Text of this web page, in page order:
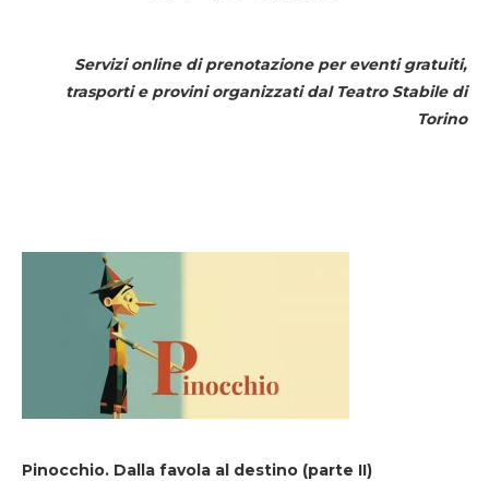
Servizi online di prenotazione per eventi gratuiti,
trasporti e provini organizzati dal Teatro Stabile di
Torino
Pinocchio. Dalla favola al destino (parte II)